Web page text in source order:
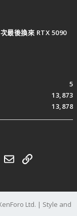
最後換來 RTX 5090
5
13,873
13,878
電子郵件
連結
Ltd. | Style and